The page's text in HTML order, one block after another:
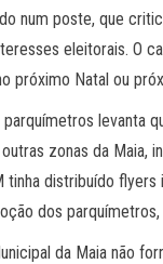
num poste, que
eleitorais. O
próximo Natal ou
levanta
zonas da Maia,
tinha distribuído
dos
da Maia não